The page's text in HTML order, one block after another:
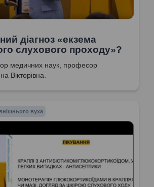
діагноз «екзема
слухового проходу»?
медичних наук, професор
Вікторівна.
вуха